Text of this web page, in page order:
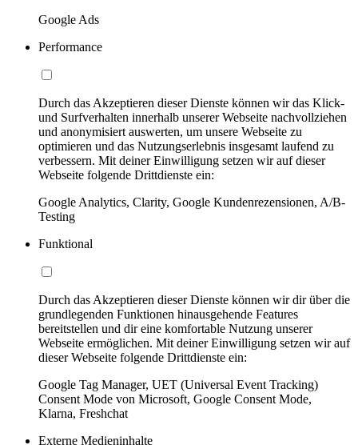
Google Ads
Performance
Durch das Akzeptieren dieser Dienste können wir das Klick-
und Surfverhalten innerhalb unserer Webseite nachvollziehen
und anonymisiert auswerten, um unsere Webseite zu
optimieren und das Nutzungserlebnis insgesamt laufend zu
verbessern. Mit deiner Einwilligung setzen wir auf dieser
Webseite folgende Drittdienste ein:
Google Analytics, Clarity, Google Kundenrezensionen, A/B-
Testing
Funktional
Durch das Akzeptieren dieser Dienste können wir dir über die
grundlegenden Funktionen hinausgehende Features
bereitstellen und dir eine komfortable Nutzung unserer
Webseite ermöglichen. Mit deiner Einwilligung setzen wir auf
dieser Webseite folgende Drittdienste ein:
Google Tag Manager, UET (Universal Event Tracking)
Consent Mode von Microsoft, Google Consent Mode,
Klarna, Freshchat
Externe Medieninhalte